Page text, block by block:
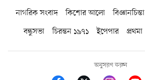
নাগরিক সংবাদ কিশোর আলো বিজ্ঞানচিন্তা
বন্ধুসভা
চিরন্তন ১৯৭১ ইপেপার প্রথমা
অনুসরণ করুন